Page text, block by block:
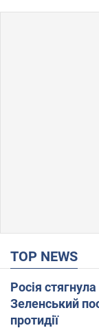
TOP NEWS
Росія
Зеленський
протидії